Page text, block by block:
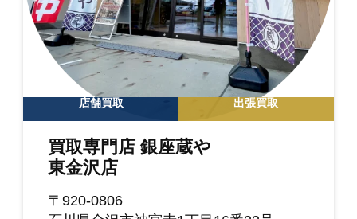
店舗買取 出張買取
買取専門店 銀座蔵や
東金沢店
〒920-0806